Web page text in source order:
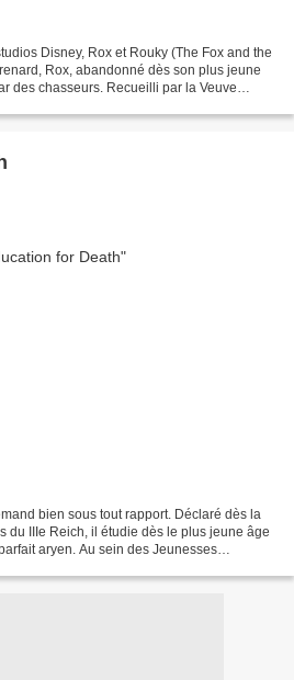
Disney, Rox et Rouky (The Fox and the
Rox, abandonné dès son plus jeune
des chasseurs. Recueilli par la Veuve
bien sous tout rapport. Déclaré dès la
du IIIe Reich, il étudie dès le plus jeune âge
aryen. Au sein des Jeunesses